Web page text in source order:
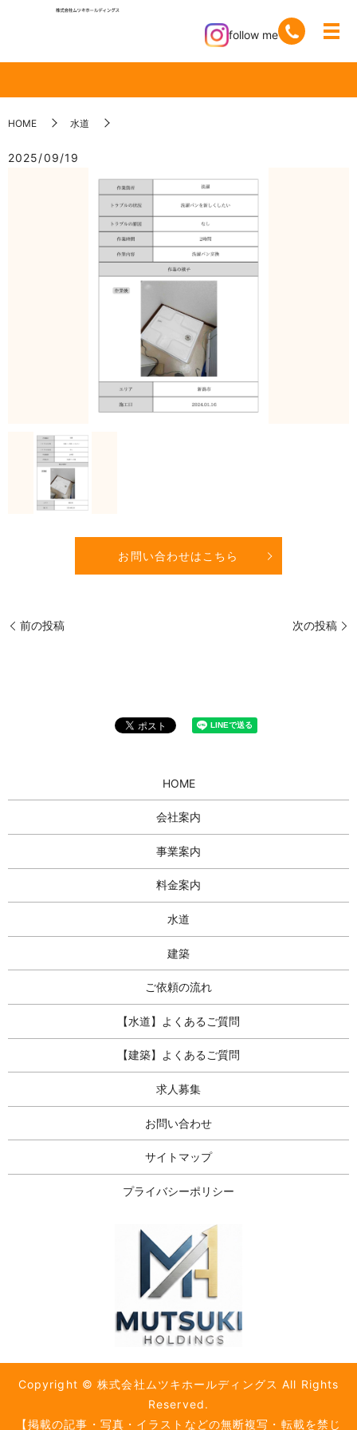
follow me
HOME 水道
2025/09/19
お問い合わせはこちら
前の投稿 次の投稿
HOME
会社案内
事業案内
料金案内
水道
建築
ご依頼の流れ
【水道】よくあるご質問
【建築】よくあるご質問
求人募集
お問い合わせ
サイトマップ
プライバシーポリシー
Copyright © 株式会社ムツキホールディングス All Rights
Reserved.
【掲載の記事・写真・イラストなどの無断複写・転載を禁じ